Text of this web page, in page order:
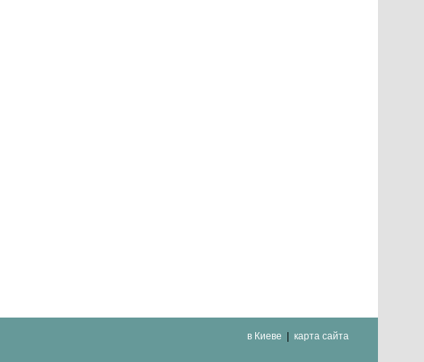
в Киеве карта сайта